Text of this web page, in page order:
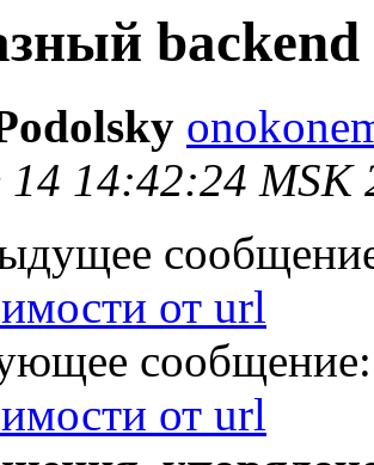
14:42:24 MSK
от url
от url